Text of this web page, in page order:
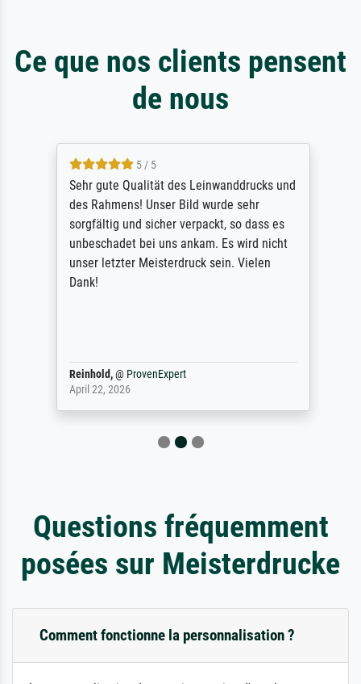
Ce que nos clients pensent
de nous
5 / 5
Sehr gute Qualität des Leinwanddrucks und
des Rahmens! Unser Bild wurde sehr
sorgfältig und sicher verpackt, so dass es
unbeschadet bei uns ankam. Es wird nicht
unser letzter Meisterdruck sein. Vielen
Dank!
Reinhold,@ ProvenExpert
April 22, 2026
Questions fréquemment
posées sur Meisterdrucke
Comment fonctionne la personnalisation ?